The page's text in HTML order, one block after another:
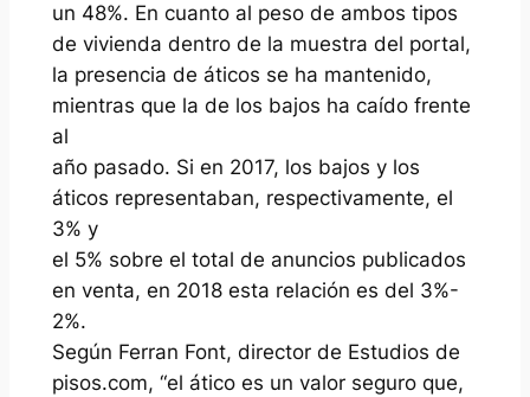
un 48%. En cuanto al peso de ambos tipos
de vivienda dentro de la muestra del portal,
la presencia de áticos se ha mantenido,
mientras que la de los bajos ha caído frente
al
año pasado. Si en 2017, los bajos y los
áticos representaban, respectivamente, el
3% y
el 5% sobre el total de anuncios publicados
en venta, en 2018 esta relación es del 3%-
2%.
Según Ferran Font, director de Estudios de
pisos.com, “el ático es un valor seguro que,